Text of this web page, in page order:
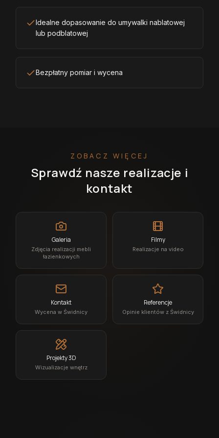
Idealne dopasowanie do umywalki nablatowej
lub podblatowej
Bezpłatny pomiar i wycena
ZOBACZ WIĘCEJ
Sprawdź nasze realizacje i
kontakt
Galeria
Zdjęcia realizacji mebli
łazienkowych
Filmy
Realizacje na video
Kontakt
Wycena w Świdnicy
Referencje
Opinie klientów z Świdnicy
Projekty 3D
Wizualizacje wnętrz